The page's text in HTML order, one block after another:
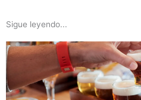
Sigue leyendo...